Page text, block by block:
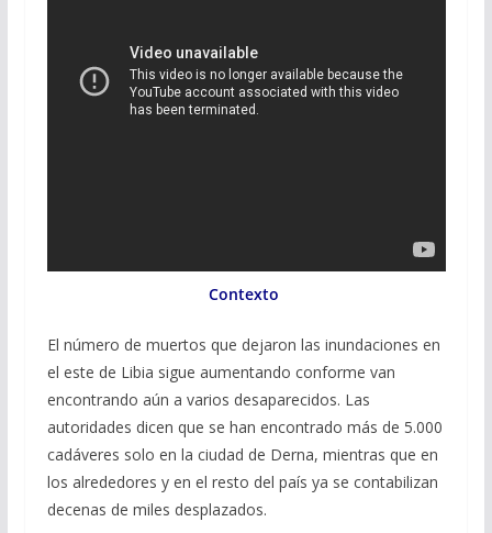
Contexto
El número de muertos que dejaron las inundaciones en
el este de Libia sigue aumentando conforme van
encontrando aún a varios desaparecidos. Las
autoridades dicen que se han encontrado más de 5.000
cadáveres solo en la ciudad de Derna, mientras que en
los alrededores y en el resto del país ya se contabilizan
decenas de miles desplazados.